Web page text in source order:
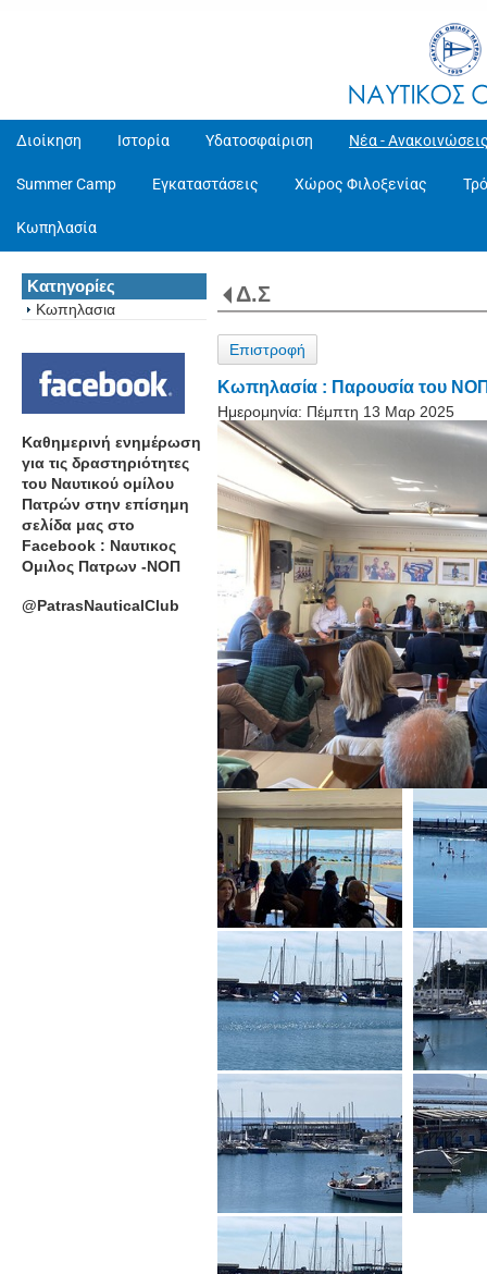
Διοίκηση Ιστορία Υδατοσφαίριση Νέα -
Summer Camp Εγκαταστάσεις Χώρος Φιλοξενίας
Κωπηλασία
Κατηγορίες
Κωπηλασια
Καθημερινή ενημέρωση
για τις δραστηριότητες
του Ναυτικού ομίλου
Πατρών στην επίσημη
σελίδα μας στο
Facebook : Ναυτικος
Ομιλος Πατρων -ΝΟΠ
@PatrasNauticalClub
Δ.Σ
Επιστροφή
Κωπηλασία : Παρουσία του
Ημερομηνία: Πέμπτη 13 Μαρ 2025